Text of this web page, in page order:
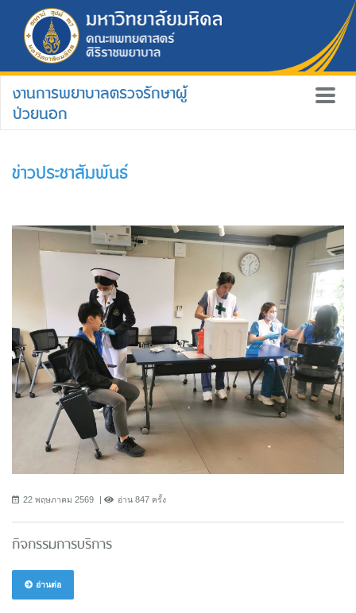
งานการพยาบาลตรวจรักษาผู้
ป่วยนอก
ข่าวประชาสัมพันธ์
22 พฤษภาคม 2569 อ่าน 847 ครั้ง
กิจกรรมการบริการ
อ่านต่อ